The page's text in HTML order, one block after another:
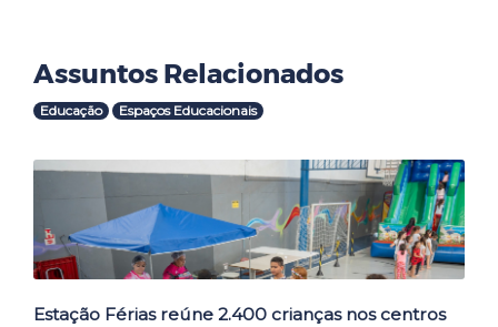
Assuntos Relacionados
Educação Espaços Educacionais
Outras Notícias
Estação Férias reúne 2.400 crianças nos centros